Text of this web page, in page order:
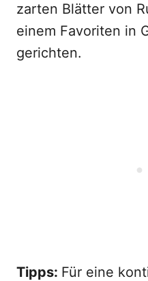
zarten Blätter von
einem Favoriten in
gerichten.
Tipps: Für eine